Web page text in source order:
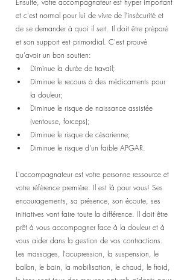
Ensuite, votre accompagnateur est hyper important
et c'est normal pour lui de vivre de l'insécurité et
de se demander à quoi il sert. Il doit être préparé
et son support est primordial. C'est prouvé
qu'avoir un bon soutien:
Diminue la durée de travail;
Diminue le recours à des médicaments pour
la douleur;
Diminue le risque de naissance assistée
(ventouse, forceps);
Diminue le risque de césarienne;
Diminue le risque d'un faible APGAR.
L'accompagnateur est votre personne ressource et
votre référence première. Il est là pour vous! Ses
encouragements, sa présence, son écoute, ses
initiatives vont faire toute la différence. Il doit être
prêt à vous accompagner face à la douleur et à
vous aider dans la gestion de vos contractions.
Les massages, l'acupression, la suspension, le
ballon, le bain, la mobilisation, le chaud, le froid,